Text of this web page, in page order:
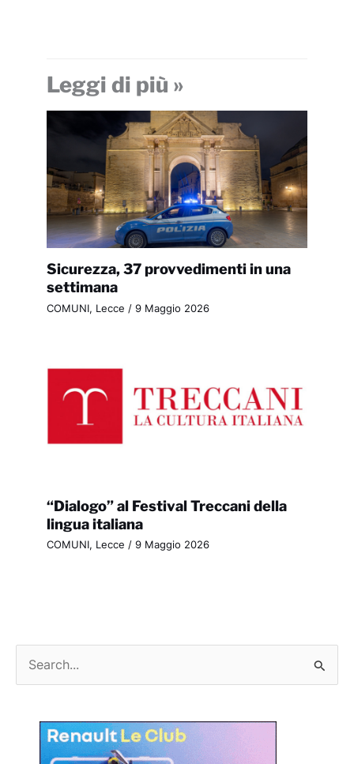
Leggi di più »
Sicurezza, 37 provvedimenti in una
settimana
COMUNI, Lecce / 9 Maggio 2026
“Dialogo” al Festival Treccani della
lingua italiana
COMUNI, Lecce / 9 Maggio 2026